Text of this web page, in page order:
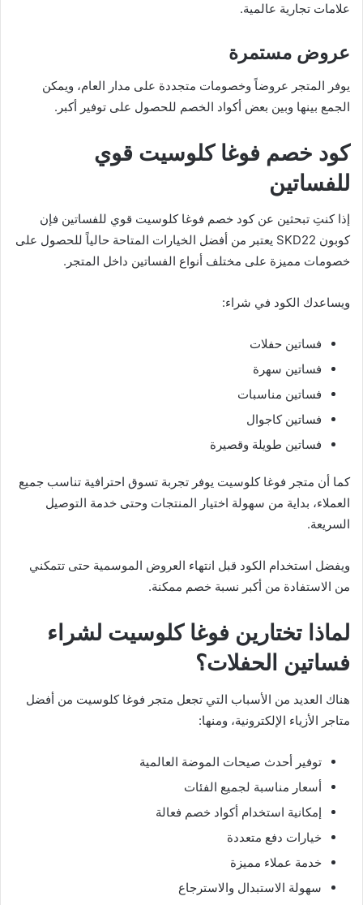
علامات تجارية عالمية.
عروض مستمرة
يوفر المتجر عروضاً وخصومات متجددة على مدار العام، ويمكن
الجمع بينها وبين بعض أكواد الخصم للحصول على توفير أكبر.
كود خصم فوغا كلوسيت قوي
للفساتين
إذا كنتِ تبحثين عن كود خصم فوغا كلوسيت قوي للفساتين فإن
كوبون SKD22 يعتبر من أفضل الخيارات المتاحة حالياً للحصول على
خصومات مميزة على مختلف أنواع الفساتين داخل المتجر.
ويساعدك الكود في شراء:
فساتين حفلات
فساتين سهرة
فساتين مناسبات
فساتين كاجوال
فساتين طويلة وقصيرة
كما أن متجر فوغا كلوسيت يوفر تجربة تسوق احترافية تناسب جميع
العملاء، بداية من سهولة اختيار المنتجات وحتى خدمة التوصيل
السريعة.
ويفضل استخدام الكود قبل انتهاء العروض الموسمية حتى تتمكني
من الاستفادة من أكبر نسبة خصم ممكنة.
لماذا تختارين فوغا كلوسيت لشراء
فساتين الحفلات؟
هناك العديد من الأسباب التي تجعل متجر فوغا كلوسيت من أفضل
متاجر الأزياء الإلكترونية، ومنها:
توفير أحدث صيحات الموضة العالمية
أسعار مناسبة لجميع الفئات
إمكانية استخدام أكواد خصم فعالة
خيارات دفع متعددة
خدمة عملاء مميزة
سهولة الاستبدال والاسترجاع